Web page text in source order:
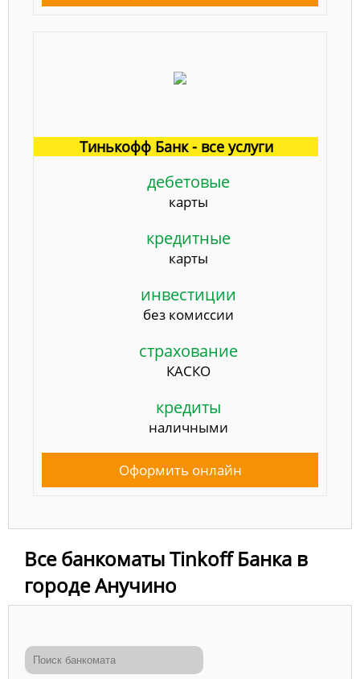
Тинькофф Банк - все услуги
дебетовые
карты
кредитные
карты
инвестиции
без комиссии
страхование
КАСКО
кредиты
наличными
Оформить онлайн
Все банкоматы Tinkoff Банка в
городе Анучино